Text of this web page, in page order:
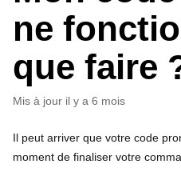
ne
que faire
Mis à jour il y a 6 mois
Il peut arriver que votre code
moment de finaliser votre